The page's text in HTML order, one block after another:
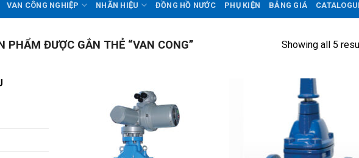
VAN CÔNG NGHIỆP NHÃN HIỆU ĐỒNG HỒ NƯỚC PHỤ KIỆN BẢNG GIÁ
PHẨM ĐƯỢC GẮN THẺ “VAN CONG” Showing all 5